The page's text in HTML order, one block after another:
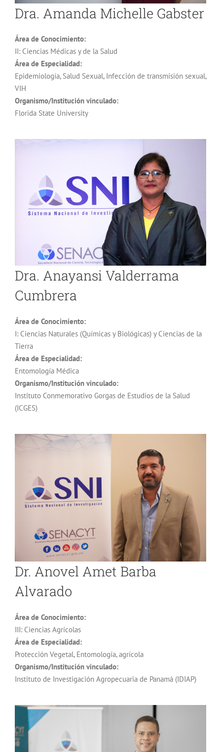
Dra. Amanda Michelle Gabster
Área de Conocimiento:
II: Ciencias Médicas y de la Salud
Área de Especialidad:
Epidemiología, Salud Sexual, Infección de transmisión sexual,
VIH
Organismo/Institución vinculado:
Florida State University
Dra. Anayansi Valderrama
Cumbrera
Área de Conocimiento:
I: Ciencias Naturales (Químicas y Biológicas) y Ciencias de la
Tierra
Área de Especialidad:
Entomología Médica
Organismo/Institución vinculado:
Instituto Conmemorativo Gorgas de Estudios de la Salud
(ICGES)
Dr. Anovel Amet Barba
Alvarado
Área de Conocimiento:
III: Ciencias Agrícolas
Área de Especialidad:
Protección Vegetal, Entomología, agrícola
Organismo/Institución vinculado:
Instituto de Investigación Agropecuaria de Panamá (IDIAP)